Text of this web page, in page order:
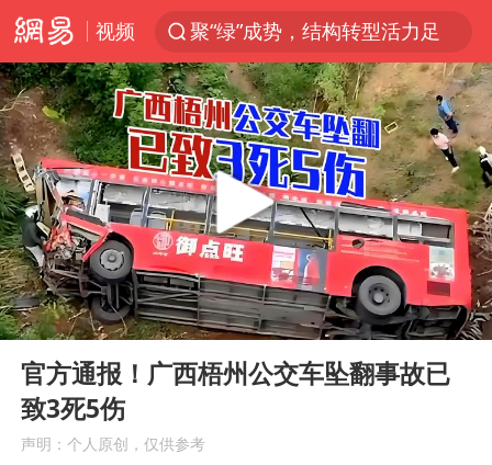
视频
聚“绿”成势，结构转型活力足
维持强台风级！白海豚直奔华东沿海
印度暴发金迪普拉病毒
41岁女子为鼓励女儿考上985研究生
80后女柜员获聘4200亿银行副行长
陕西潼关强降雨引发土崖滑坡1人失联
陕西柞水县突发泥石流致1死2失联
24小时不关空调 电费反而更低？
“梅姨”已是老年人 死刑或适用受限
美国退回1000亿美元关税
Play
00:00 00:58
官方通报！广西梧州公交车坠翻事故已
致3死5伤
声明：个人原创，仅供参考